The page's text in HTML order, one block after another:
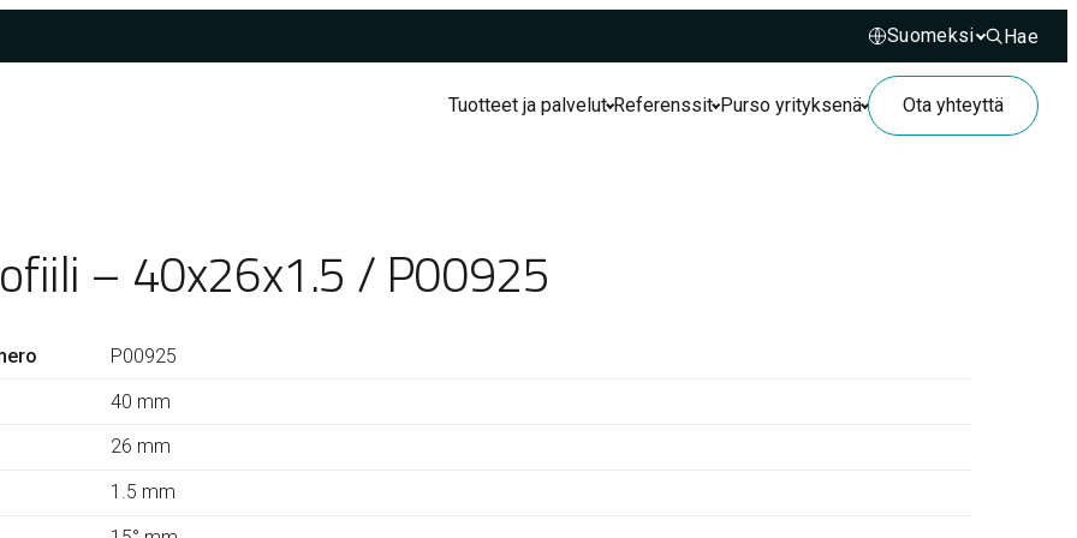
Hae
Hae
Tuotteet ja palvelut Referenssit Purso yrityksenä Ota yhteyttä
– 40x26x1.5 / P00925
P00925
40 mm
26 mm
1.5 mm